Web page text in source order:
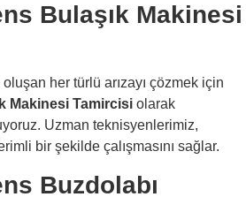
Bulaşık Makinesi
her türlü arızayı çözmek için
Makinesi Tamircisi olarak
Uzman teknisyenlerimiz,
bir şekilde çalışmasını sağlar.
Buzdolabı